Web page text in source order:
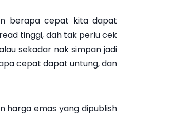
berapa cepat kita dapat
tinggi, dah tak perlu cek
sekadar nak simpan jadi
cepat dapat untung, dan
harga emas yang dipublish